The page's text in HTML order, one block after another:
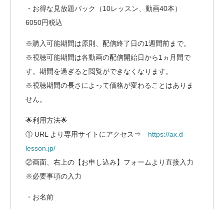
・お得な見放題パック（10レッスン、動画40本）
6050円税込
※購入可能期間は原則、配信終了日の1週間前まで。
※視聴可能期間は各動画の配信開始日から1ヵ月間で
す。期間を過ぎると閲覧ができなくなります。
※視聴期間の長さによって価格が変わることはありま
せん。
🌟利用方法🌟
① URL より専用サイトにアクセス⇒ https://ax.d-
lesson.jp/
②画面、右上の【お申し込み】フォームより直接入力
※必要事項の入力
・お名前